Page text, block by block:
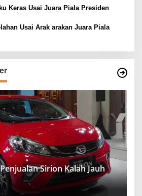
Keras Usai Juara Piala Presiden
Usai Arak arakan Juara Piala
Sirion Kalah Jauh